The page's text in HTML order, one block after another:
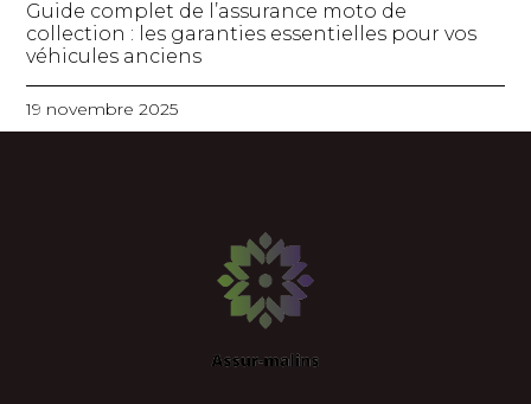
Guide complet de l’assurance moto de
collection : les garanties essentielles pour vos
véhicules anciens
19 novembre 2025